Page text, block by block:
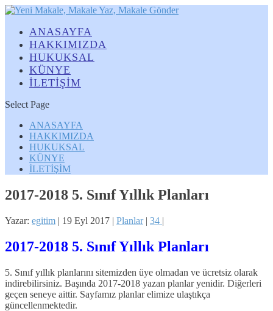
ANASAYFA
HAKKIMIZDA
HUKUKSAL
KÜNYE
İLETİŞİM
Select Page
ANASAYFA
HAKKIMIZDA
HUKUKSAL
KÜNYE
İLETİŞİM
2017-2018 5. Sınıf Yıllık Planları
Yazar: egitim | 19 Eyl 2017 | Planlar| 34 |
2017-2018 5. Sınıf Yıllık Planları
5. Sınıf yıllık planlarını sitemizden üye olmadan ve ücretsiz olarak
indirebilirsiniz. Başında 2017-2018 yazan planlar yenidir. Diğerleri
geçen seneye aittir. Sayfamız planlar elimize ulaştıkça
güncellenmektedir.